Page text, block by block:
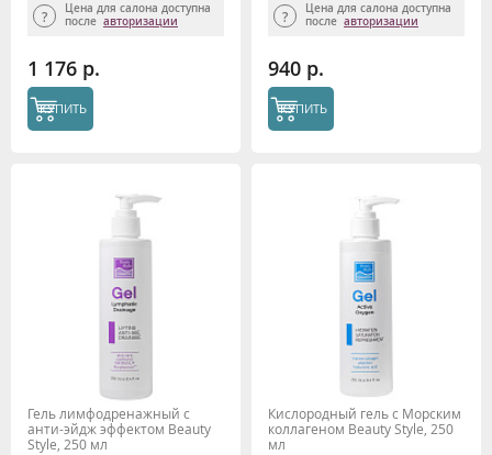
Цена для салона доступна
после авторизации
1 176 р.
КУПИТЬ
Цена для салона доступна
после авторизации
940 р.
КУПИТЬ
Гель лимфодренажный с
анти-эйдж эффектом Beauty
Style, 250 мл
Кислородный гель с Морским
коллагеном Beauty Style, 250
мл